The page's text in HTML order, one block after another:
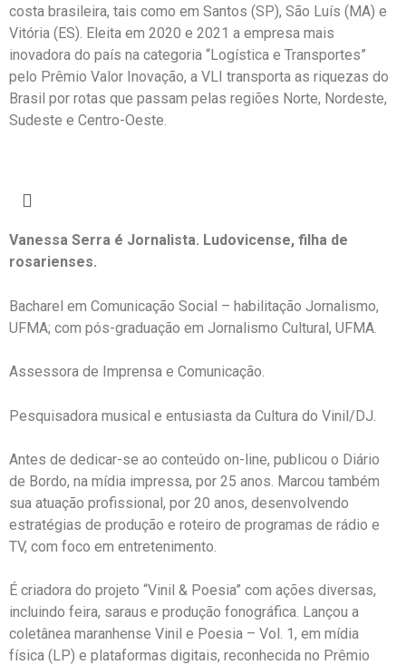
costa brasileira, tais como em Santos (SP), São Luís (MA) e
Vitória (ES). Eleita em 2020 e 2021 a empresa mais
inovadora do país na categoria “Logística e Transportes”
pelo Prêmio Valor Inovação, a VLI transporta as riquezas do
Brasil por rotas que passam pelas regiões Norte, Nordeste,
Sudeste e Centro-Oeste.
Vanessa Serra é Jornalista. Ludovicense, filha de
rosarienses.
Bacharel em Comunicação Social – habilitação Jornalismo,
UFMA; com pós-graduação em Jornalismo Cultural, UFMA.
Assessora de Imprensa e Comunicação.
Pesquisadora musical e entusiasta da Cultura do Vinil/DJ.
Antes de dedicar-se ao conteúdo on-line, publicou o Diário
de Bordo, na mídia impressa, por 25 anos. Marcou também
sua atuação profissional, por 20 anos, desenvolvendo
estratégias de produção e roteiro de programas de rádio e
TV, com foco em entretenimento.
É criadora do projeto “Vinil & Poesia” com ações diversas,
incluindo feira, saraus e produção fonográfica. Lançou a
coletânea maranhense Vinil e Poesia – Vol. 1, em mídia
física (LP) e plataformas digitais, reconhecida no Prêmio